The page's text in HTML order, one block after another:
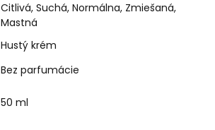
Citlivá, Suchá, Normálna, Zmiešaná,
Mastná
Hustý krém
Bez parfumácie
50 ml